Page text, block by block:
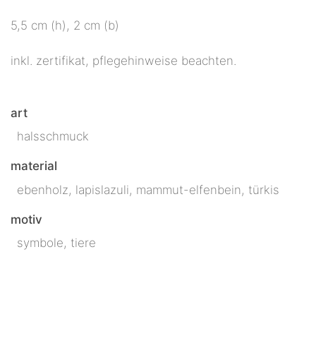
5,5 cm (h), 2 cm (b)
inkl. zertifikat, pflegehinweise beachten.
art
halsschmuck
material
ebenholz, lapislazuli, mammut-elfenbein, türkis
motiv
symbole, tiere